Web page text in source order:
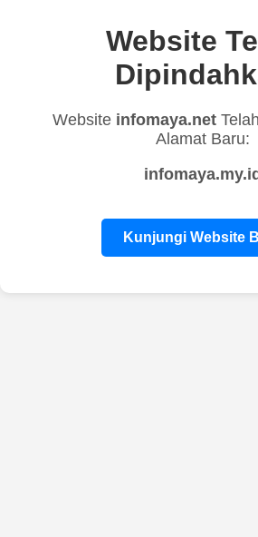
Website
Website infomaya.net
Alamat Baru:
Kunjungi Website